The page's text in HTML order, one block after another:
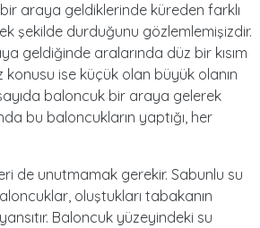
araya geldiklerinde küreden farklı
şekilde durduğunu gözlemlemişizdir.
geldiğinde aralarında düz bir kısım
konusu ise küçük olan büyük olanın
baloncuk bir araya gelerek
bu baloncukların yaptığı, her
de unutmamak gerekir. Sabunlu su
oluştukları tabakanın
yansıtır. Baloncuk yüzeyindeki su